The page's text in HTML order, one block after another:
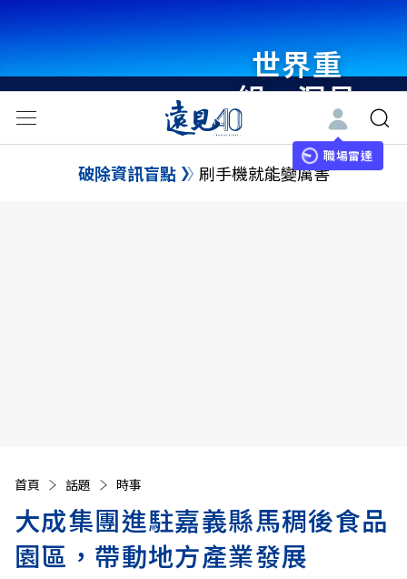
世界重
組・洞見
未來 與
世界領袖
職場雷達
破除資訊盲點 刷手機就能變厲害
首頁 話題 時事
大成集團進駐嘉義縣馬稠後食品
園區，帶動地方產業發展